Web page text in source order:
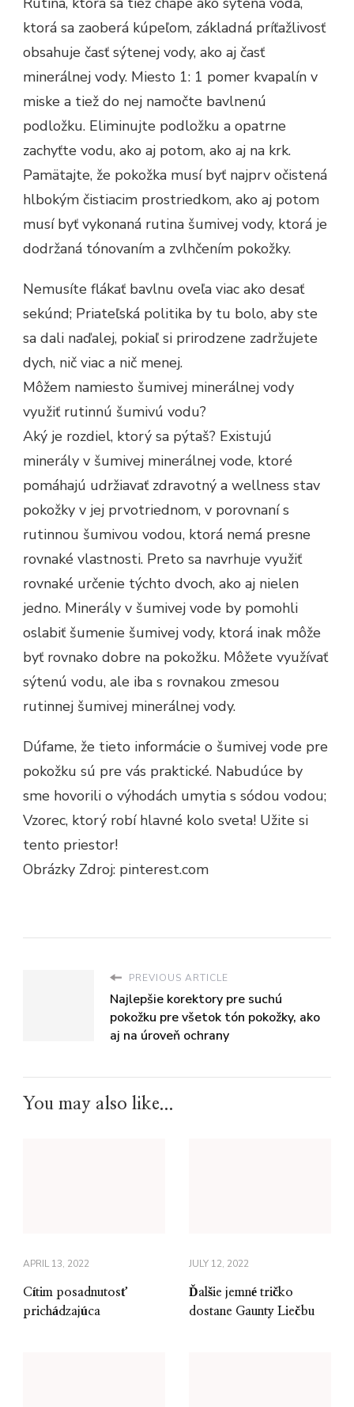
ktorá sa zaoberá kúpeľom, základná príťažlivosť
obsahuje časť sýtenej vody, ako aj časť
minerálnej vody. Miesto 1: 1 pomer kvapalín v
miske a tiež do nej namočte bavlnenú
podložku. Eliminujte podložku a opatrne
zachyťte vodu, ako aj potom, ako aj na krk.
Pamätajte, že pokožka musí byť najprv očistená
hlbokým čistiacim prostriedkom, ako aj potom
musí byť vykonaná rutina šumivej vody, ktorá je
dodržaná tónovaním a zvlhčením pokožky.
Nemusíte flákať bavlnu oveľa viac ako desať
sekúnd; Priateľská politika by tu bolo, aby ste
sa dali naďalej, pokiaľ si prirodzene zadržujete
dych, nič viac a nič menej.
Môžem namiesto šumivej minerálnej vody
využiť rutinnú šumivú vodu?
Aký je rozdiel, ktorý sa pýtaš? Existujú
minerály v šumivej minerálnej vode, ktoré
pomáhajú udržiavať zdravotný a wellness stav
pokožky v jej prvotriednom, v porovnaní s
rutinnou šumivou vodou, ktorá nemá presne
rovnaké vlastnosti. Preto sa navrhuje využiť
rovnaké určenie týchto dvoch, ako aj nielen
jedno. Minerály v šumivej vode by pomohli
oslabiť šumenie šumivej vody, ktorá inak môže
byť rovnako dobre na pokožku. Môžete využívať
sýtenú vodu, ale iba s rovnakou zmesou
rutinnej šumivej minerálnej vody.
Dúfame, že tieto informácie o šumivej vode pre
pokožku sú pre vás praktické. Nabudúce by
sme hovorili o výhodách umytia s sódou vodou;
Vzorec, ktorý robí hlavné kolo sveta! Užite si
tento priestor!
Obrázky Zdroj: pinterest.com
PREVIOUS ARTICLE
Najlepšie korektory pre suchú
pokožku pre všetok tón pokožky, ako
aj na úroveň ochrany
You may also like...
APRIL 13, 2022
Cítim posadnutosť
prichádzajúca
JULY 12, 2022
Ďalšie jemné tričko
dostane Gaunty Liečbu